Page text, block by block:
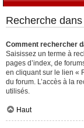
Recherche
Comment rechercher
Saisissez un terme à
pages d’index, de
en cliquant sur le lien «
du forum. L’accès à la
utilisés.
Haut